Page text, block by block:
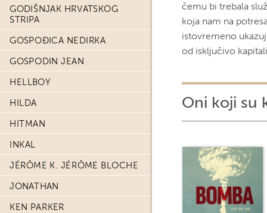
GODIŠNJAK HRVATSKOG
STRIPA
GOSPOĐICA NEDIRKA
GOSPODIN JEAN
HELLBOY
HILDA
HITMAN
INKAL
JÉRÔME K. JÉRÔME BLOCHE
JONATHAN
KEN PARKER
čemu bi trebala
koja nam na
istovremeno
od isključivo
Oni koji su